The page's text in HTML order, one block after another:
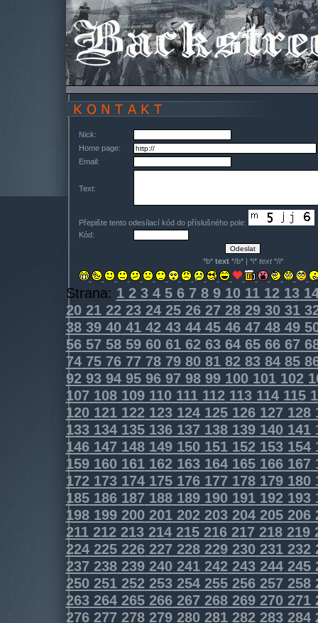
Nick:
Home page:
Email:
Text:
Přepište tento odesílací kód do příslušného pole:
Kód:
*b* text*/b* | *i* text*/i*
Strana: 12345678910111213
202122232425262728293031
383940414243444546474849
565758596061626364656667
747576777879808182838485
9293949596979899100101102
107108109110111112113114115
120121122123124125126127128
133134135136137138139140141
146147148149150151152153154
159160161162163164165166167
172173174175176177178179180
185186187188189190191192193
198199200201202203204205206
211212213214215216217218219
224225226227228229230231232
237238239240241242243244245
250251252253254255256257258
263264265266267268269270271
276277278279280281282283284